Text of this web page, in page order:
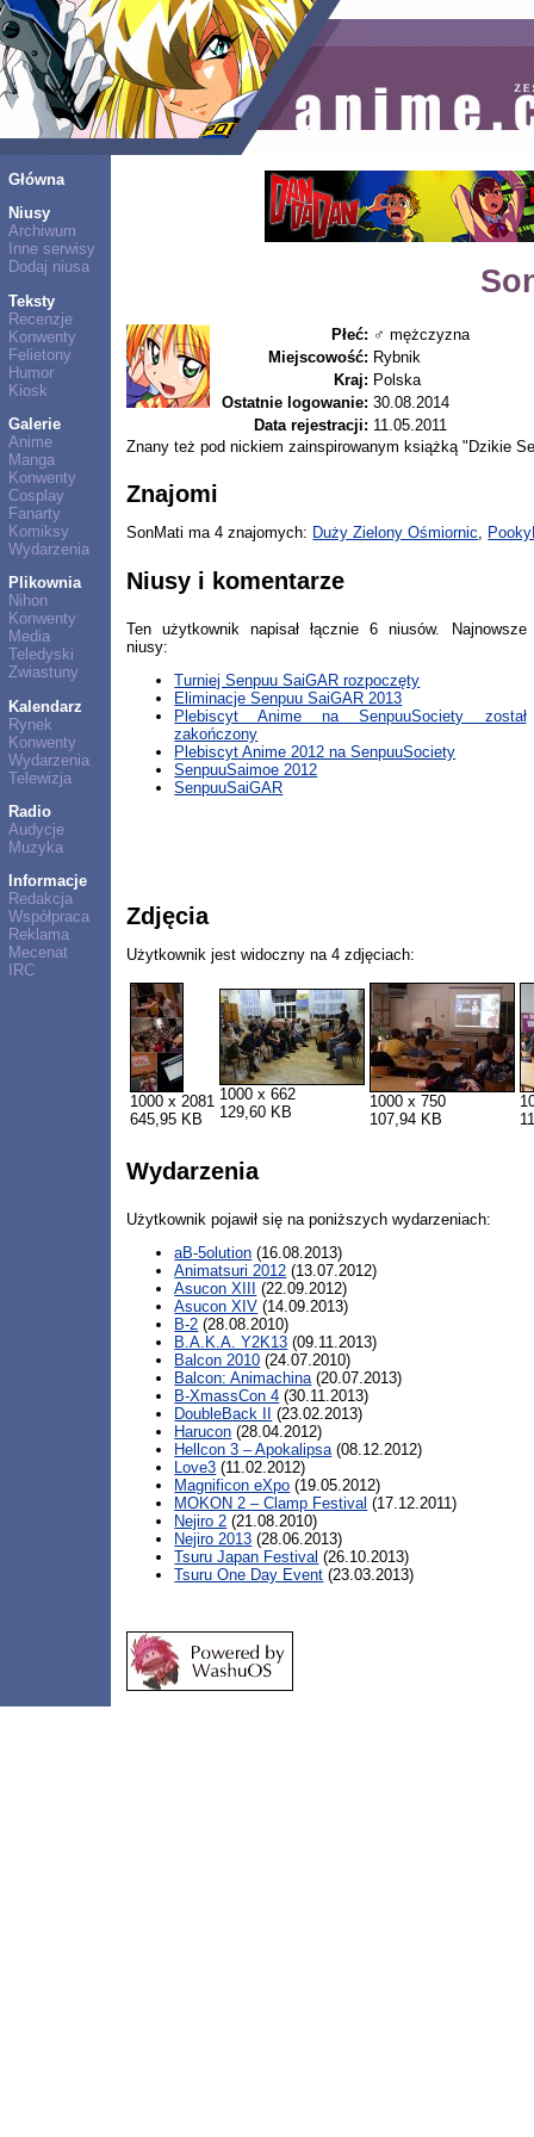
Główna
Niusy
Archiwum
Inne serwisy
Dodaj niusa
Teksty
Recenzje
Konwenty
Felietony
Humor
Kiosk
Galerie
Anime
Manga
Konwenty
Cosplay
Fanarty
Komiksy
Wydarzenia
Plikownia
Nihon
Konwenty
Media
Teledyski
Zwiastuny
Kalendarz
Rynek
Konwenty
Wydarzenia
Telewizja
Radio
Audycje
Muzyka
Informacje
Redakcja
Współpraca
Reklama
Mecenat
IRC
Płeć: ♂ mężczyzna
Miejscowość: Rybnik
Kraj: Polska
Ostatnie logowanie: 30.08.2014
Data rejestracji: 11.05.2011
Znany też pod nickiem zainspirowanym książką "Dzikie
Znajomi
SonMati ma 4 znajomych: Duży Zielony Ośmiornic,
Niusy i komentarze
Ten użytkownik napisał łącznie 6 niusów. Najnowsze
niusy:
Turniej Senpuu SaiGAR rozpoczęty
Eliminacje Senpuu SaiGAR 2013
Plebiscyt Anime na SenpuuSociety został
zakończony
Plebiscyt Anime 2012 na SenpuuSociety
SenpuuSaimoe 2012
SenpuuSaiGAR
Zdjęcia
Użytkownik jest widoczny na 4 zdjęciach:
1000 x 2081
645,95 KB
1000 x 662
129,60 KB
1000 x 750
107,94 KB
Wydarzenia
Użytkownik pojawił się na poniższych wydarzeniach:
aB-5olution (16.08.2013)
Animatsuri 2012 (13.07.2012)
Asucon XIII
(22.09.2012)
Asucon XIV (14.09.2013)
B-2 (28.08.2010)
B.A.K.A. Y2K13 (09.11.2013)
Balcon 2010 (24.07.2010)
Balcon: Animachina(20.07.2013)
B-XmassCon 4 (30.11.2013)
DoubleBack II
(23.02.2013)
Harucon (28.04.2012)
Hellcon 3 – Apokalipsa(08.12.2012)
Love3 (11.02.2012)
Magnificon eXpo (19.05.2012)
MOKON 2 – Clamp Festival (17.12.2011)
Nejiro 2 (21.08.2010)
Nejiro 2013 (28.06.2013)
Tsuru Japan Festival (26.10.2013)
Tsuru One Day Event (23.03.2013)